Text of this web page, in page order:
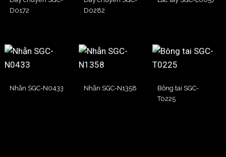
D0172
D0282
Nhẫn SGC-N0433 Nhẫn SGC-N1358
Bông tai SGC-
T0225